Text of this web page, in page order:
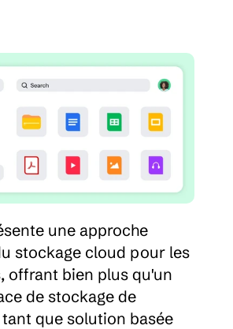
une approche
stockage cloud pour les
offrant bien plus qu'un
de stockage de
que solution basée